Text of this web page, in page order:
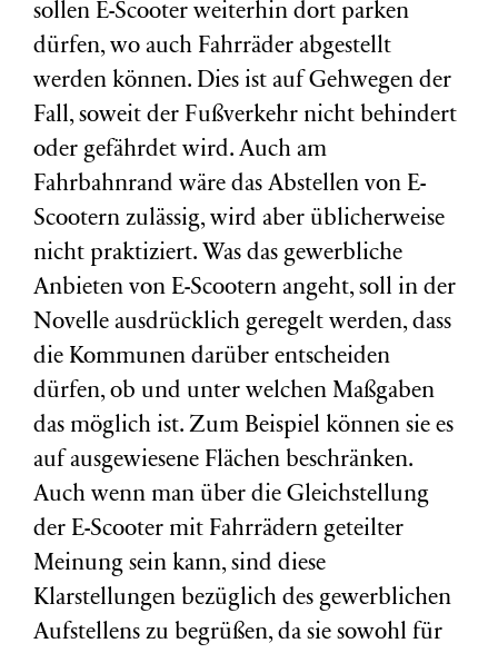
sollen E-Scooter weiterhin dort parken
dürfen, wo auch Fahrräder abgestellt
werden können. Dies ist auf Gehwegen der
Fall, soweit der Fußverkehr nicht behindert
oder gefährdet wird. Auch am
Fahrbahnrand wäre das Abstellen von E-
Scootern zulässig, wird aber üblicherweise
nicht praktiziert. Was das gewerbliche
Anbieten von E-Scootern angeht, soll in der
Novelle ausdrücklich geregelt werden, dass
die Kommunen darüber entscheiden
dürfen, ob und unter welchen Maßgaben
das möglich ist. Zum Beispiel können sie es
auf ausgewiesene Flächen beschränken.
Auch wenn man über die Gleichstellung
der E-Scooter mit Fahrrädern geteilter
Meinung sein kann, sind diese
Klarstellungen bezüglich des gewerblichen
Aufstellens zu begrüßen, da sie sowohl für